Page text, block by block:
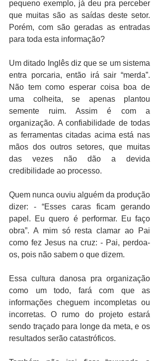
pequeno exemplo, já deu pra perceber
que muitas são as saídas deste setor.
Porém, com são geradas as entradas
para toda esta informação?
Um ditado Inglês diz que se um sistema
entra porcaria, então irá sair “merda”.
Não tem como esperar coisa boa de
uma colheita, se apenas plantou
semente ruim. Assim é com a
organização. A confiabilidade de todas
as ferramentas citadas acima está nas
mãos dos outros setores, que muitas
das vezes não dão a devida
credibilidade ao processo.
Quem nunca ouviu alguém da produção
dizer: - “Esses caras ficam gerando
papel. Eu quero é performar. Eu faço
obra”. A mim só resta clamar ao Pai
como fez Jesus na cruz: - Pai, perdoa-
os, pois não sabem o que dizem.
Essa cultura danosa pra organização
como um todo, fará com que as
informações cheguem incompletas ou
incorretas. O rumo do projeto estará
sendo traçado para longe da meta, e os
resultados serão catastróficos.